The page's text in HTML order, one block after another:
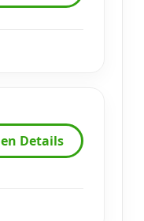
Details